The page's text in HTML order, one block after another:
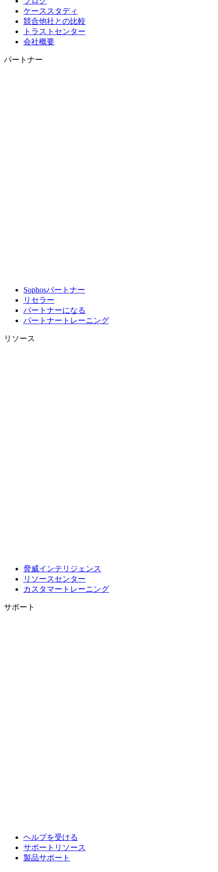
ケーススタディ
競合他社との比較
トラストセンター
会社概要
パートナー
Sophosパートナー
リセラー
パートナーになる
パートナートレーニング
リソース
脅威インテリジェンス
リソースセンター
カスタマートレーニング
サポート
ヘルプを受ける
サポートリソース
製品サポート